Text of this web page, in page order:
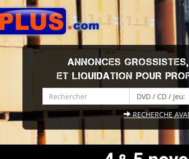
ANNONCES
ET LIQUIDATION POUR
RECHERCHE